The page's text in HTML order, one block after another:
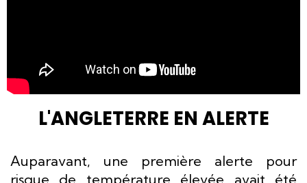
L'ANGLETERRE EN ALERTE
Auparavant, une première alerte pour
risque de température élevée avait été